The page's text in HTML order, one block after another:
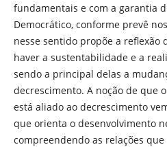
fundamentais e com a garantia
Democrático, conforme prevê
nesse sentido propõe a reflexão
haver a sustentabilidade e a
sendo a principal delas a
decrescimento. A noção de que
está aliado ao decrescimento
que orienta o desenvolvimento
compreendendo as relações